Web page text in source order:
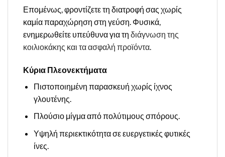
Επομένως, φροντίζετε τη διατροφή σας χωρίς
καμία παραχώρηση στη γεύση. Φυσικά,
ενημερωθείτε υπεύθυνα για τη διάγνωση της
κοιλιοκάκης και τα ασφαλή προϊόντα.
Κύρια Πλεονεκτήματα
Πιστοποιημένη παρασκευή χωρίς ίχνος
γλουτένης.
Πλούσιο μίγμα από πολύτιμους σπόρους.
Υψηλή περιεκτικότητα σε ευεργετικές φυτικές
ίνες.